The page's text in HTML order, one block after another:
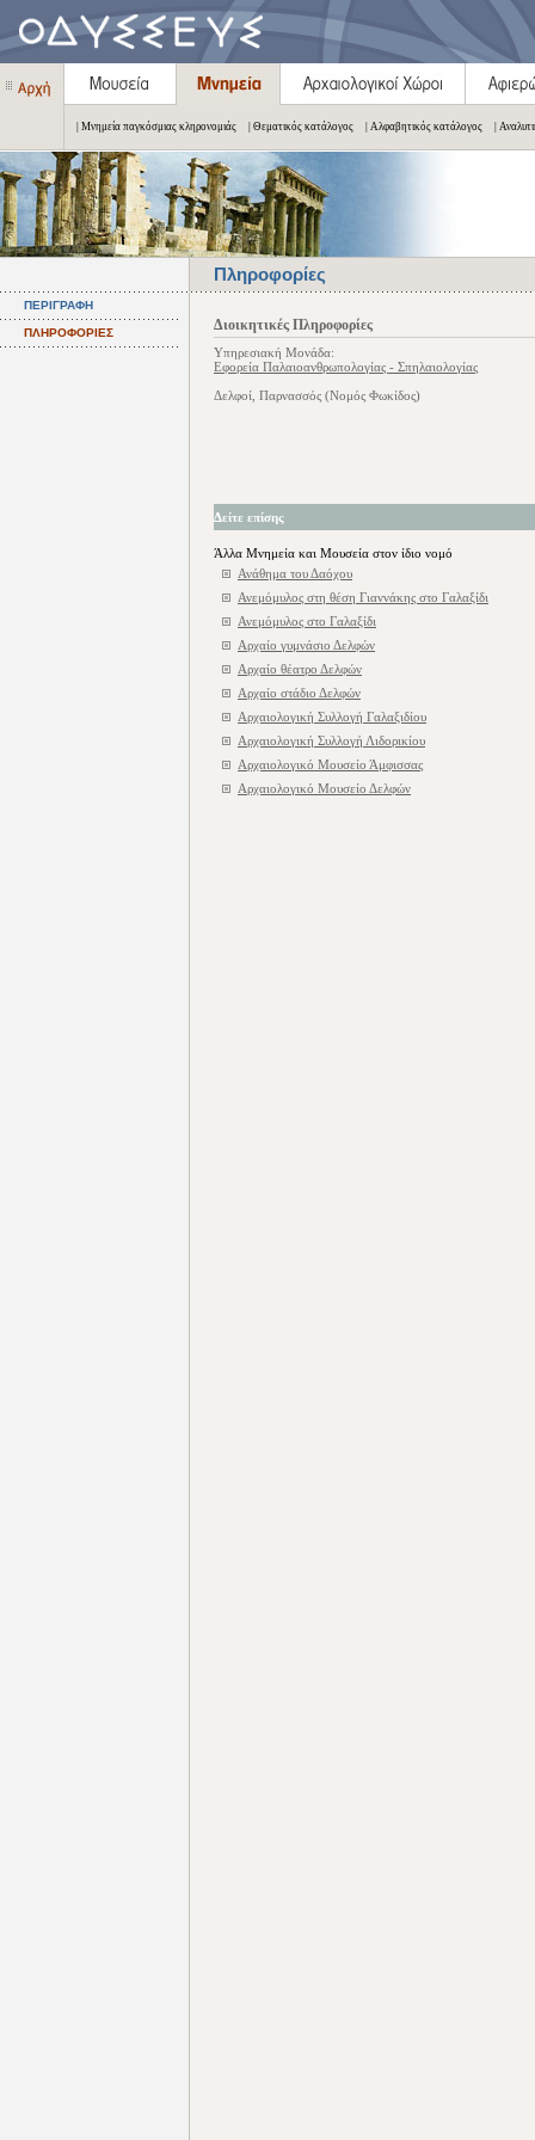
| Μνημεία παγκόσμιας κληρονομιάς | Θεματικός κατάλογος | Αλφαβητικός κατάλογος |
Πληροφορίες
ΠΕΡΙΓΡΑΦΗ
ΠΛΗΡΟΦΟΡΙΕΣ Διοικητικές Πληροφορίες
Υπηρεσιακή Μονάδα:
Εφορεία Παλαιοανθρωπολογίας - Σπηλαιολογίας
Δελφοί, Παρνασσός (Νομός Φωκίδος)
Δείτε επίσης
Άλλα Μνημεία και Μουσεία στον ίδιο νομό
Ανάθημα του Δαόχου
Ανεμόμυλος στη θέση Γιαννάκης στο Γαλαξίδι
Ανεμόμυλος στο Γαλαξίδι
Αρχαίο γυμνάσιο Δελφών
Αρχαίο θέατρο Δελφών
Αρχαίο στάδιο Δελφών
Αρχαιολογική Συλλογή Γαλαξιδίου
Αρχαιολογική Συλλογή Λιδορικίου
Αρχαιολογικό Μουσείο Άμφισσας
Αρχαιολογικό Μουσείο Δελφών